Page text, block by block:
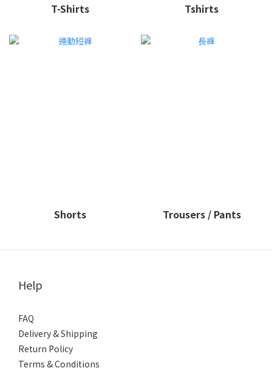
T-Shirts Tshirts
Shorts Trousers / Pants
Help
FAQ
Delivery & Shipping
Return Policy
Terms & Conditions